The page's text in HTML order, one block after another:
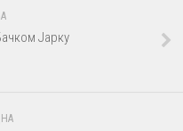
Јарку